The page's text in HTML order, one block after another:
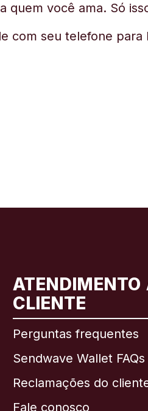
quem você ama. Só
com seu telefone para
ATENDIMENTO
CLIENTE
Perguntas frequentes
Sendwave Wallet FAQs
Reclamações do
Fale conosco